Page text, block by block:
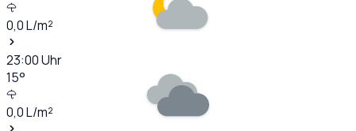
0,0L/m²
23:00Uhr
15°
0,0L/m²